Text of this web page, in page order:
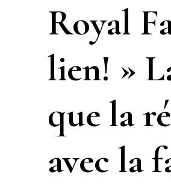
Royal
lien! »
que la
avec la